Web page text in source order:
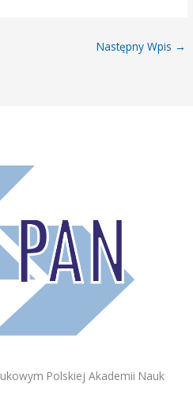
Następny Wpis →
Polskiej Akademii Nauk